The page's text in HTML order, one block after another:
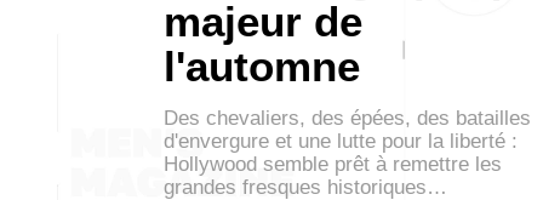
majeur de
l'automne
Des chevaliers, des épées, des batailles
d'envergure et une lutte pour la liberté :
Hollywood semble prêt à remettre les
grandes fresques historiques…